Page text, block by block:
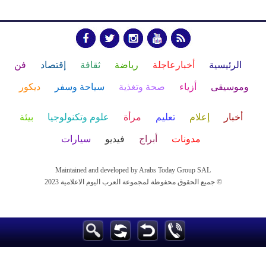
الرئيسية أخبارعاجلة رياضة ثقافة إقتصاد فن
وموسيقى أزياء صحة وتغذية سياحة وسفر ديكور
أخبار إعلام تعليم مرأة علوم وتكنولوجيا بيئة
مدونات أبراج فيديو سيارات
Maintained and developed by Arabs Today Group SAL
جميع الحقوق محفوظة لمجموعة العرب اليوم الاعلامية 2023 ©